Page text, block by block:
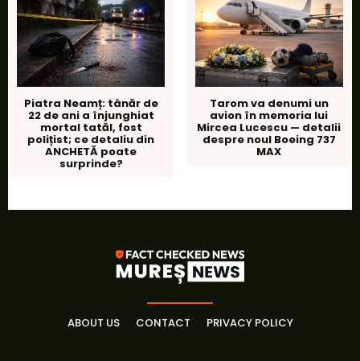
Piatra Neamț: tânăr de
22 de ani a înjunghiat
mortal tatăl, fost
polițist; ce detaliu din
ANCHETĂ poate
surprinde?
Tarom va denumi un
avion în memoria lui
Mircea Lucescu — detalii
despre noul Boeing 737
MAX
ABOUT US CONTACT PRIVACY POLICY